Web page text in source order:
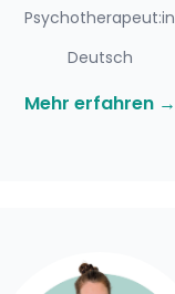
Psychotherapeut:in
Deutsch
Mehr erfahren →